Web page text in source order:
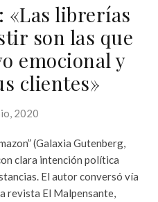
«Las librerías
son las que
emocional y
clientes»
2020
(Galaxia Gutenberg,
clara intención política
El autor conversó vía
revista El Malpensante,